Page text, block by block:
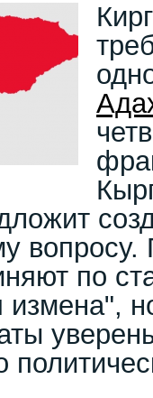
вопросу.
по
измена",